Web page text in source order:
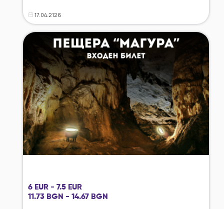
17.04.2126
6 EUR - 7.5 EUR
11.73 BGN - 14.67 BGN